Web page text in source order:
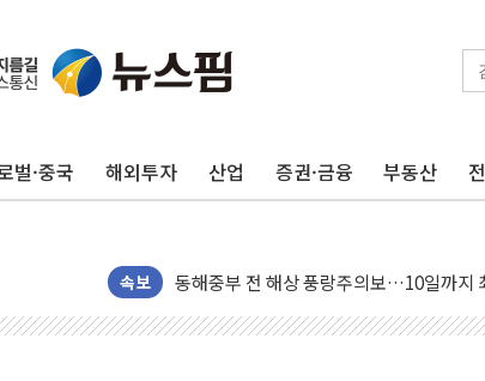
벌·중국 해외투자 산업 증권·금융 부동산
속보
추미애, '위안부' 피해자 기림의 날 참석..."
인천 선재도 갯벌서 해루질 중 실종 60대
'화합' 꺼낸 김민석에 '뻔뻔' 받아친 정청
李대통령, ISA 개편 재검토 지시…與 "적
연일 폭염에 온열질환 사망 23명…정부,
中 전방위 아파트 부양, 수도 베이징도 부